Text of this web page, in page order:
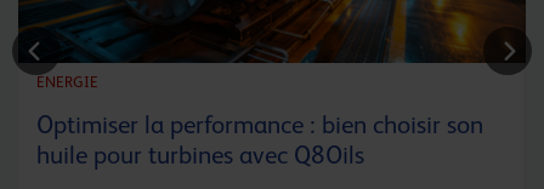
ENERGIE
Optimiser la performance : bien choisir son
huile pour turbines avec Q8Oils